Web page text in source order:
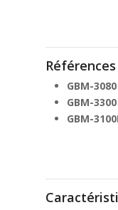
Références
GBM-3080
GBM-3300
GBM-